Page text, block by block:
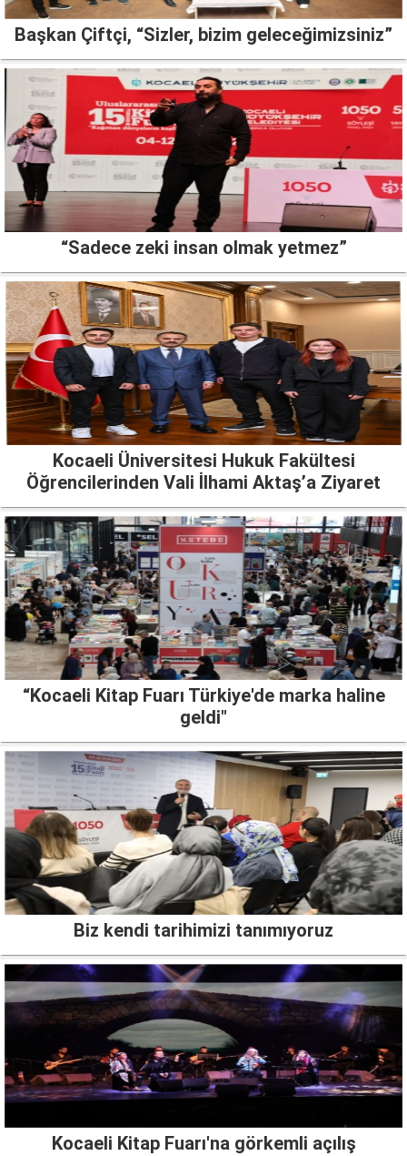
Başkan Çiftçi, “Sizler, bizim geleceğimizsiniz”
“Sadece zeki insan olmak yetmez”
Kocaeli Üniversitesi Hukuk Fakültesi
Öğrencilerinden Vali İlhami Aktaş’a Ziyaret
“Kocaeli Kitap Fuarı Türkiye'de marka haline
geldi"
Biz kendi tarihimizi tanımıyoruz
Kocaeli Kitap Fuarı'na görkemli açılış